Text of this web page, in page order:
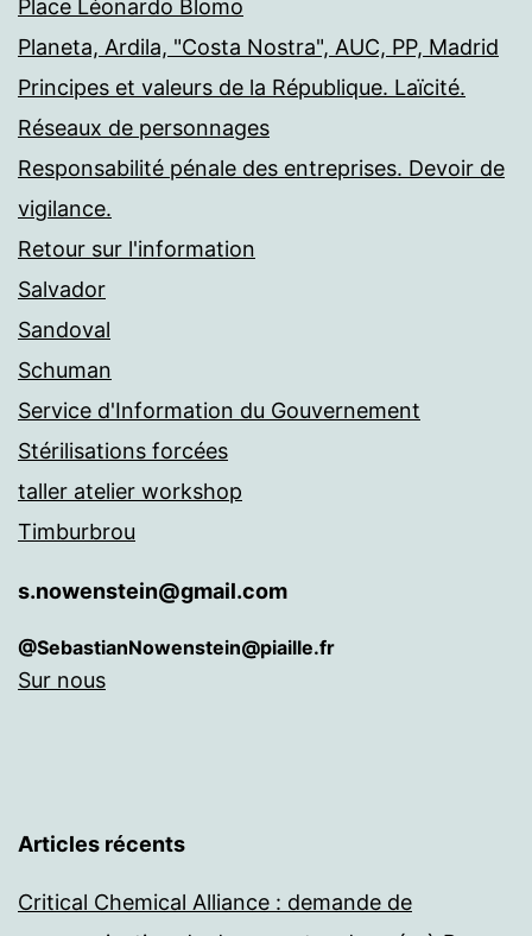
Place Léonardo Blomo
Planeta, Ardila, "Costa Nostra", AUC, PP, Madrid
Principes et valeurs de la République. Laïcité.
Réseaux de personnages
Responsabilité pénale des entreprises. Devoir de
vigilance.
Retour sur l'information
Salvador
Sandoval
Schuman
Service d'Information du Gouvernement
Stérilisations forcées
taller atelier workshop
Timburbrou
s.nowenstein@gmail.com
@SebastianNowenstein@piaille.fr
Sur nous
Articles récents
Critical Chemical Alliance : demande de